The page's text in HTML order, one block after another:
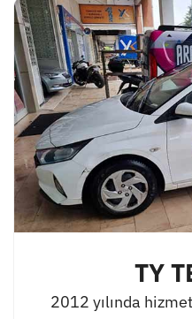
TY
2012 yılında